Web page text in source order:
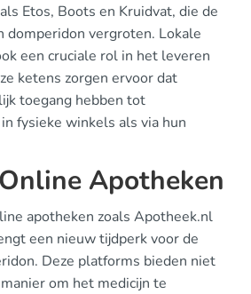
Etos, Boots en Kruidvat, die de
domperidon vergroten. Lokale
een cruciale rol in het leveren
ketens zorgen ervoor dat
toegang hebben tot
fysieke winkels als via hun
Apotheken
apotheken zoals Apotheek.nl
een nieuw tijdperk voor de
Deze platforms bieden niet
om het medicijn te